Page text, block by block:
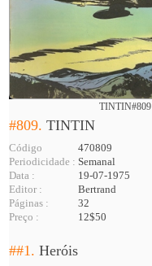
TINTIN#809
#809.TINTIN
Código
470809
Periodicidade : Semanal
Data :
19-07-1975
Editor :
Bertrand
Páginas :
32
Preço :
12$50
##1.Heróis